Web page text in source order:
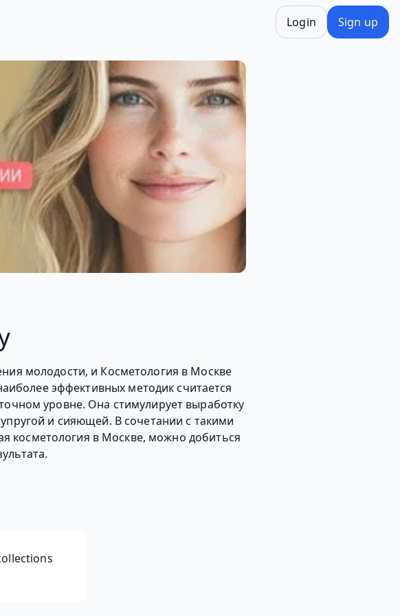
Login Sign up
молодости, и Косметология в Москве
эффективных методик считается
уровне. Она стимулирует выработку
и сияющей. В сочетании с такими
косметология в Москве, можно добиться